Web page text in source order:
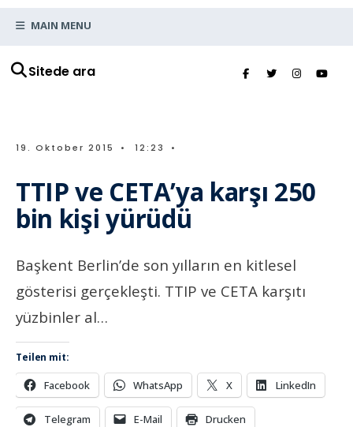
Sitede ara
MAIN MENU
19. Oktober 2015 • 12:23 •
TTIP ve CETA’ya karşı 250
bin kişi yürüdü
Başkent Berlin’de son yılların en kitlesel
gösterisi gerçekleşti. TTIP ve CETA karşıtı
yüzbinler al…
Teilen mit:
Facebook WhatsApp X LinkedIn
Telegram E-Mail Drucken